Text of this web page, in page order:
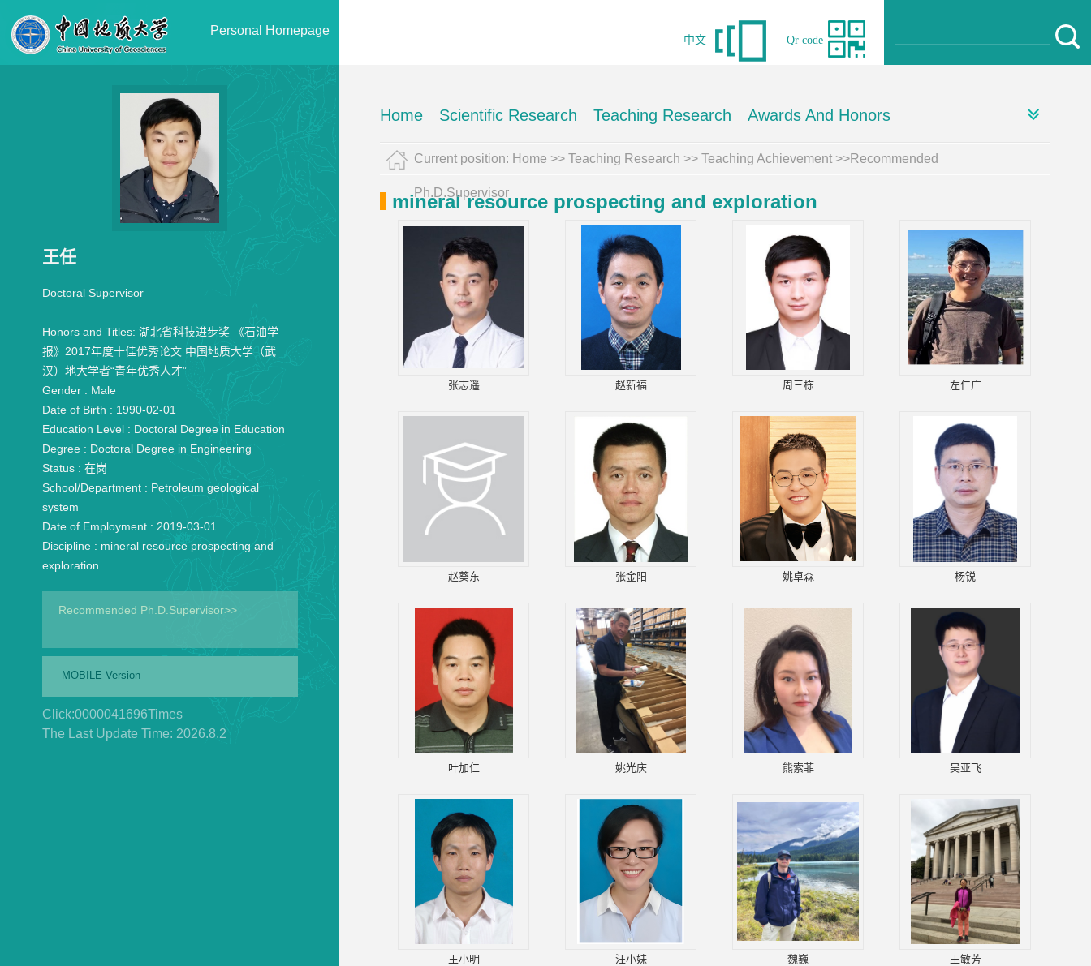
Personal Homepage
Qr code
中文
王任
Doctoral Supervisor
Honors and Titles: 湖北省科技进步奖 《石油学
报》2017年度十佳优秀论文 中国地质大学（武
汉）地大学者“青年优秀人才”
Gender : Male
Date of Birth : 1990-02-01
Education Level : Doctoral Degree in Education
Degree : Doctoral Degree in Engineering
Status : 在岗
School/Department : Petroleum geological
system
Date of Employment : 2019-03-01
Discipline : mineral resource prospecting and
exploration
Recommended Ph.D.Supervisor>>
MOBILE Version
Click:0000041696Times
The Last Update Time: 2026.8.2
Home Scientific Research Teaching Research Awards And Honors
Current position: Home >> Teaching Research >> Teaching Achievement >>Recommended
Ph.D.Supervisor
mineral resource prospecting and exploration
张志遥 赵新福 周三栋 左仁广
赵葵东 张金阳 姚卓森 杨锐
叶加仁 姚光庆 熊索菲 吴亚飞
王小明 汪小妹 魏巍 王敏芳